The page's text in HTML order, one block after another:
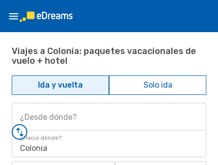
Viajes a Colonia: paquetes vacacionales de
vuelo + hotel
Ida y vuelta Solo ida
¿Desde dónde?
¿Hacia dónde?
Colonia